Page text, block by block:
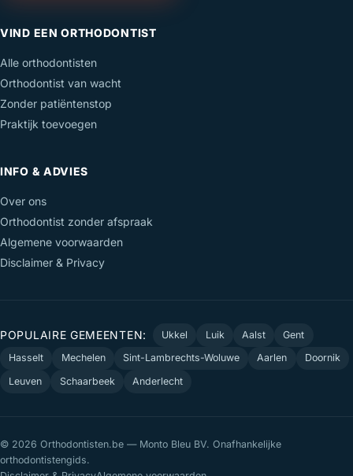
VIND EEN ORTHODONTIST
Alle orthodontisten
Orthodontist van wacht
Zonder patiëntenstop
Praktijk toevoegen
INFO & ADVIES
Over ons
Orthodontist zonder afspraak
Algemene voorwaarden
Disclaimer & Privacy
POPULAIRE GEMEENTEN: Ukkel Luik Aalst
Gent
Hasselt
Mechelen Sint-Lambrechts-Woluwe Aarlen
Doornik
Leuven
Schaarbeek Anderlecht
© 2026 Orthodontisten.be — Monto Bleu BV. Onafhankelijke
orthodontistengids.